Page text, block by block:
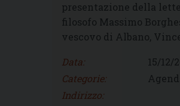
presentazione della
filosofo Massimo
vescovo di Albano,
Data:
15/12/
Categorie:
Indirizzo: